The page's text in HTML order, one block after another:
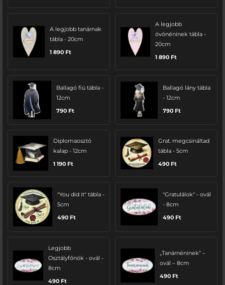
A legjobb tanárnak
tábla - 20cm
1 890 Ft
A legjobb
óvónéninek tábla -
20cm
1 890 Ft
Ballagó fiú tábla -
12cm
790 Ft
Ballagó lány tábla
- 12cm
790 Ft
Diplomaosztó
kalap - 12cm
1 190 Ft
Grat. megcsináltad
tábla - 5cm
490 Ft
"You did it" tábla -
5cm
490 Ft
"Gratulálok" - ovál
- 8cm
490 Ft
Legjobb
Osztályfőnök - ovál -
8cm
490 Ft
„Tanárnéninek” –
ovál – 8cm
490 Ft